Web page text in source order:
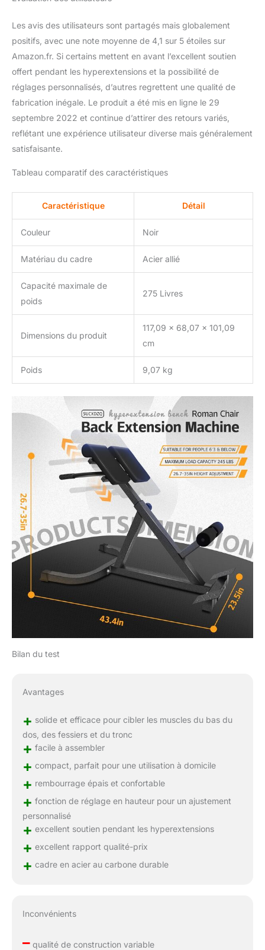
maximale de 125 kg.
Utilisation normale
pendant de nombreuses
soucier des dommages.
Le design minimaliste
noir est adapté à une
variété de scénarios
votre salle de sport à
conditions distinctes,
l'étranger et peuvent
qui concerne
classification par âge et
la langue du produit,
l'étiquetage ou les
Les avis des utilisateurs sont partagés mais globalement
positifs, avec une note moyenne de 4,1 sur 5 étoiles sur
Amazon.fr. Si certains mettent en avant l’excellent soutien
offert pendant les hyperextensions et la possibilité de
réglages personnalisés, d’autres regrettent une qualité de
fabrication inégale. Le produit a été mis en ligne le 29
septembre 2022 et continue d’attirer des retours variés,
reflétant une expérience utilisateur diverse mais généralement
satisfaisante.
Tableau comparatif des caractéristiques
Caractéristique Détail
Couleur Noir
Matériau du cadre Acier allié
Capacité maximale de
poids
275 Livres
Dimensions du produit
117,09 x 68,07 x 101,09
cm
Poids 9,07 kg
Bilan du test
Avantages
+ solide et efficace pour cibler les muscles du bas du
dos, des fessiers et du tronc
+ facile à assembler
+ compact, parfait pour une utilisation à domicile
+ rembourrage épais et confortable
+ fonction de réglage en hauteur pour un ajustement
personnalisé
+ excellent soutien pendant les hyperextensions
+ excellent rapport qualité-prix
+ cadre en acier au carbone durable
Inconvénients
–qualité de construction variable